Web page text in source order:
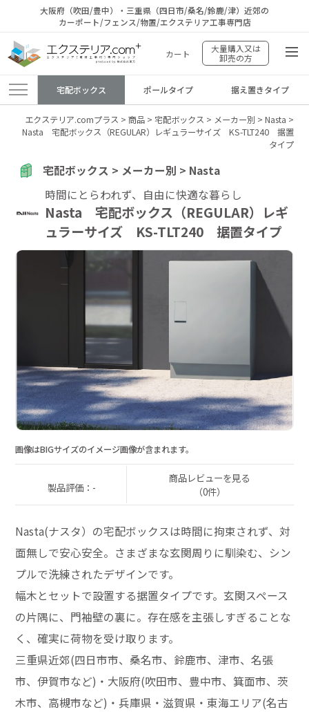
大阪府（吹田/豊中）・三重県（四日市/桑名/鈴鹿/津）近郊の
カーポート/フェンス/物置/エクステリア工事専門店
カート
大量購入又は
卸売の方
宅配ボックス ポールタイプ 据え置きタイプ
エクステリア.comプラス > 商品> 宅配ボックス > メーカー別 > Nasta >
Nasta 宅配ボックス（REGULAR）レギュラーサイズ KS-TLT240 据置
タイプ
宅配ボックス > メーカー別 > Nasta
時間にとらわれず、自由に快適な暮らし
Nasta 宅配ボックス（REGULAR）レギ
ュラーサイズ KS-TLT240 据置タイプ
画像はBIGサイズのイメージ画像が含まれます。
製品評価：-
商品レビューを見る
（0件）
Nasta(ナスタ）の宅配ボックスは時間に拘束されず、対
面無しで安心安全。さまざまな玄関周りに馴染む、シン
プルで洗練されたデザインです。
幅木とセットで設置する据置タイプです。玄関スペース
の片隅に、門袖壁の裏に。存在感を主張しすぎることな
く、確実に荷物を受け取ります。
三重県近郊(四日市市、桑名市、鈴鹿市、津市、名張
市、伊賀市など)・大阪府(吹田市、豊中市、箕面市、茨
木市、高槻市など)・兵庫県・滋賀県・東海エリア(名古